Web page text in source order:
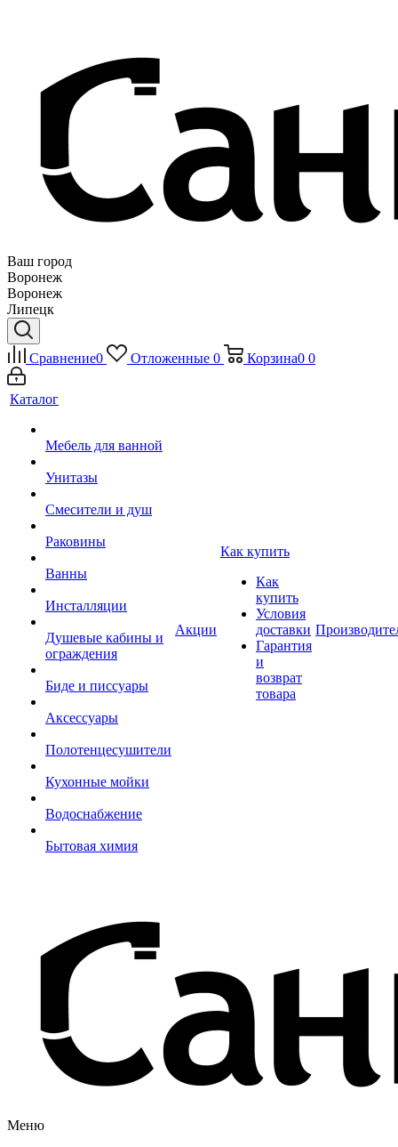
Ваш город
Воронеж
Воронеж
Липецк
Сравнение0 Отложенные 0 Корзина0 0
Каталог
Мебель для ванной
Унитазы
Смесители и душ
Раковины
Ванны
Инсталляции
Душевые кабины и
ограждения
Биде и писсуары
Аксессуары
Полотенцесушители
Кухонные мойки
Водоснабжение
Бытовая химия
Акции
Как купить
Как
купить
Условия
доставки
Гарантия
и
возврат
товара
Меню